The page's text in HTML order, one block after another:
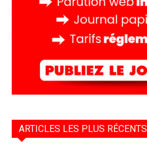
ARTICLES LES PLUS RÉCENTS